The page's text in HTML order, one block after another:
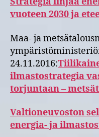
vuoteen 2030 ja
Maa- ja
24.11.2016:
ilmastostrategia
torjuntaan –
Valtioneuvoston
energia- ja